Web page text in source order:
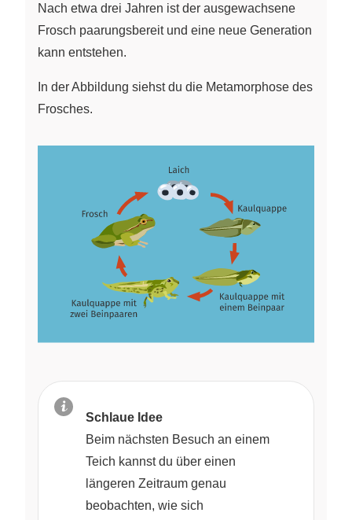
Nach etwa drei Jahren ist der ausgewachsene
Frosch paarungsbereit und eine neue Generation
kann entstehen.
In der Abbildung siehst du die Metamorphose des
Frosches.
Schlaue Idee
Beim nächsten Besuch an einem
Teich kannst du über einen
längeren Zeitraum genau
beobachten, wie sich